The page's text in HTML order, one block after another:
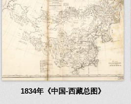
1834年《中国-西藏总图》